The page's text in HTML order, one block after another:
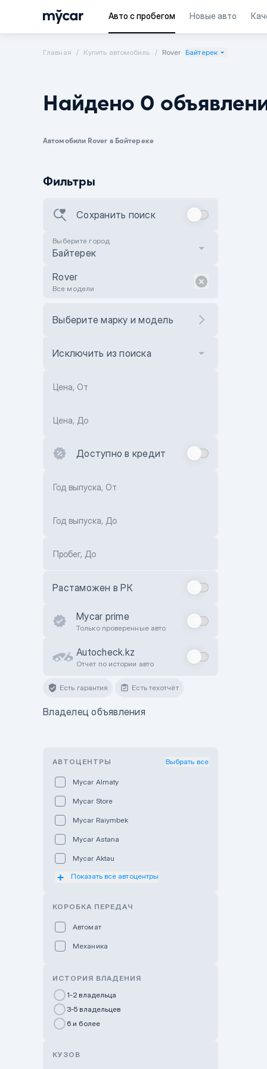
Авто с пробегом Новые авто
Главная Купить автомобиль Rover Байтерек
Найдено 0
Автомобили Rover в Байтереке
Фильтры
Сохранить поиск
Выберите город
Байтерек
Rover
Все модели
Выберите марку и модель
Исключить из поиска
Цена, От
Цена, До
Доступно в кредит
Год выпуска, От
Год выпуска, До
Пробег, До
Растаможен в РК
Mycar prime
Только проверенные авто
Autocheck.kz
Отчет по истории авто
Есть гарантия Есть техотчёт
Владелец объявления
АВТОЦЕНТРЫ Выбрать все
Mycar Almaty
Mycar Store
Mycar Raiymbek
Mycar Astana
Mycar Aktau
Mycar Uralsk
GWM Nurly Zhol
Chery Astana
Показать все автоцентры
КОРОБКА ПЕРЕДАЧ
Автомат
Механика
ИСТОРИЯ ВЛАДЕНИЯ
1-2 владельца
3-5 владельцев
6 и более
КУЗОВ